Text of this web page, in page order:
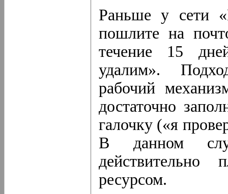
Раньше у сети
пошлите на
течение 15
удалим».
рабочий
достаточно
галочку («я
В данном
ресурсом.